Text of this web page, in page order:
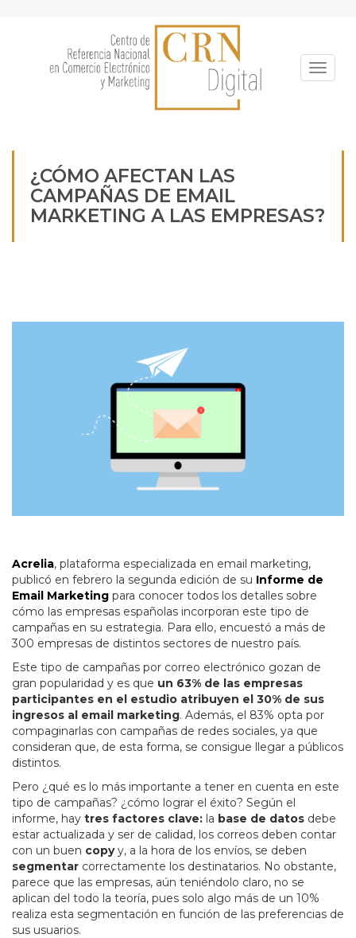
¿CÓMO AFECTAN LAS
CAMPAÑAS DE EMAIL
MARKETING A LAS EMPRESAS?
Acrelia, plataforma especializada en email marketing,
publicó en febrero la segunda edición de su Informe de
Email Marketing para conocer todos los detalles sobre
cómo las empresas españolas incorporan este tipo de
campañas en su estrategia. Para ello, encuestó a más de
300 empresas de distintos sectores de nuestro país.
Este tipo de campañas por correo electrónico gozan de
gran popularidad y es que un 63% de las empresas
participantes en el estudio atribuyen el 30% de sus
ingresos al email marketing. Además, el 83% opta por
compaginarlas con campañas de redes sociales, ya que
consideran que, de esta forma, se consigue llegar a públicos
distintos.
Pero ¿qué es lo más importante a tener en cuenta en este
tipo de campañas? ¿cómo lograr el éxito? Según el
informe, hay tres factores clave: la base de datos debe
estar actualizada y ser de calidad, los correos deben contar
con un buen copyy, a la hora de los envíos, se deben
segmentar correctamente los destinatarios. No obstante,
parece que las empresas, aún teniéndolo claro, no se
aplican del todo la teoría, pues solo algo más de un 10%
realiza esta segmentación en función de las preferencias de
sus usuarios.